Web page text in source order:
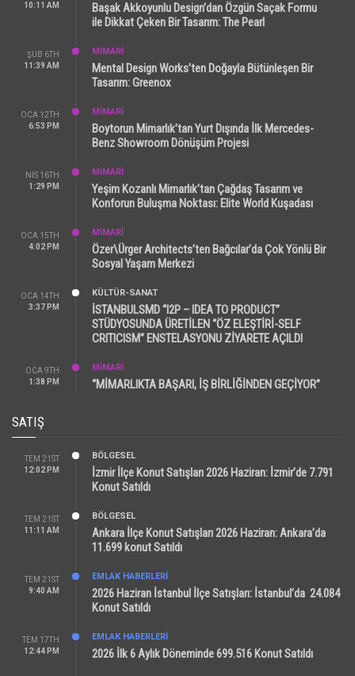
10:11 AM
Başak Akkoyunlu Design’dan Özgün Saçak Formu
ile Dikkat Çeken Bir Tasarım: The Pearl
ŞUB 6TH
11:39 AM
MİMARİ
Mental Design Works’ten Doğayla Bütünleşen Bir
Tasarım: Greenox
OCA 12TH
6:53 PM
MİMARİ
Boytorun Mimarlık’tan Yurt Dışında İlk Mercedes-
Benz Showroom Dönüşüm Projesi
NIS 16TH
1:29 PM
MİMARİ
Yeşim Kozanlı Mimarlık’tan Çağdaş Tasarım ve
Konforun Buluşma Noktası: Elite World Kuşadası
OCA 15TH
4:02 PM
MİMARİ
Özer\Ürger Architects’ten Bağcılar’da Çok Yönlü Bir
Sosyal Yaşam Merkezi
OCA 14TH
3:37 PM
KÜLTÜR-SANAT
İSTANBULSMD “I2P – IDEA TO PRODUCT”
STÜDYOSUNDA ÜRETİLEN “ÖZ ELEŞTİRİ-SELF
CRITICISM” ENSTELASYONU ZİYARETE AÇILDI
OCA 9TH
1:38 PM
MİMARİ
“MİMARLIKTA BAŞARI, İŞ BİRLİĞİNDEN GEÇİYOR”
SATIŞ
TEM 21ST
12:02 PM
BÖLGESEL
İzmir İlçe Konut Satışları 2026 Haziran: İzmir’de 7.791
Konut Satıldı
TEM 21ST
11:11 AM
BÖLGESEL
Ankara İlçe Konut Satışları 2026 Haziran: Ankara’da
11.699 konut Satıldı
TEM 21ST
9:40 AM
EMLAK HABERLERI
2026 Haziran İstanbul İlçe Satışları: İstanbul’da 24.084
Konut Satıldı
TEM 17TH
12:44 PM
EMLAK HABERLERI
2026 İlk 6 Aylık Döneminde 699.516 Konut Satıldı